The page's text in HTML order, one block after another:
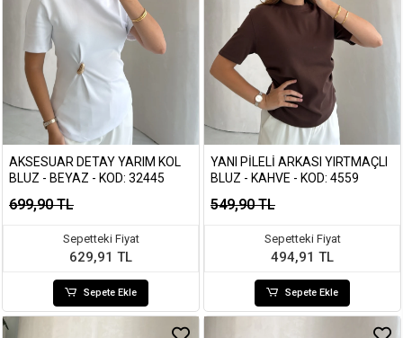
AKSESUAR DETAY YARIM KOL
BLUZ - BEYAZ - KOD: 32445
699,90 TL
Sepetteki Fiyat
629,91 TL
Sepete Ekle
YANI PILELI ARKASI YIRTMAÇLI
BLUZ - KAHVE - KOD: 4559
549,90 TL
Sepetteki Fiyat
494,91 TL
Sepete Ekle